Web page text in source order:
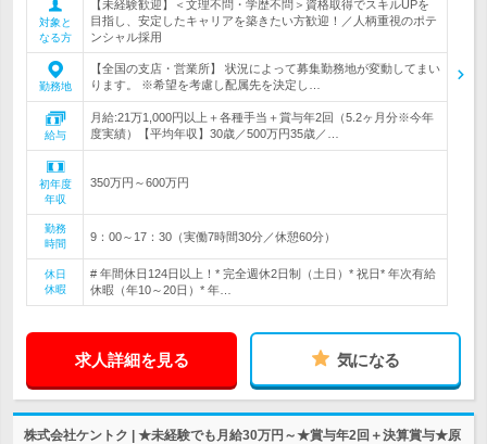
対象と
なる方
【未経験歓迎】＜文理不問・学歴不問＞資格取得でスキルUPを
目指し、安定したキャリアを築きたい方歓迎！／人柄重視のポテ
ンシャル採用
勤務地
【全国の支店・営業所】 状況によって募集勤務地が変動してまい
ります。 ※希望を考慮し配属先を決定し…
給与
月給:21万1,000円以上＋各種手当＋賞与年2回（5.2ヶ月分※今年
度実績）【平均年収】30歳／500万円35歳／…
初年度
年収
350万円～600万円
勤務
時間
9：00～17：30（実働7時間30分／休憩60分）
休日
休暇
# 年間休日124日以上！* 完全週休2日制（土日）* 祝日* 年次有給
休暇（年10～20日）* 年…
求人詳細を見る 気になる
株式会社ケントク | ★未経験でも月給30万円～★賞与年2回＋決算賞与★原